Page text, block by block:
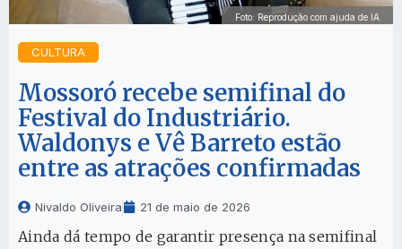
Foto: Reprodução com ajuda de IA
CULTURA
Mossoró recebe semifinal do
Festival do Industriário.
Waldonys e Vê Barreto estão
entre as atrações confirmadas
Nivaldo Oliveira 21 de maio de 2026
Ainda dá tempo de garantir presença na semifinal